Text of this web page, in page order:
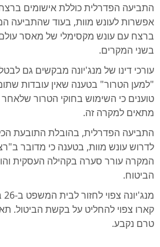
התביעה הפדרלית כוללת אישומים
אפשרות לעונש מוות, בעוד שהתביעה
ברצח עם עונש מקסימלי של מאסר
בשני המקרים.
עורכי דינו של מנג'יונה מבקשים גם
"למען הטרור" בטענה שאין עובדות
מתאים למקרה זה.
התביעה הפדרלית, בהובלת התובעת
לדרוש עונש מוות, בטענה כי מדובר
המקרה עורר סערה בקהילה העסקית
הביטוח.
קארו צפוי להחליט על בקשת הביטול.
טרם נקבע.